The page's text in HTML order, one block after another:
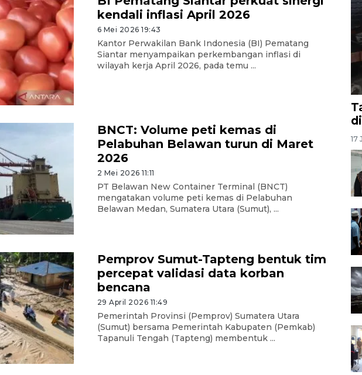
kendali inflasi April 2026
6 Mei 2026 19:43
Kantor Perwakilan Bank Indonesia (BI) Pematang
Siantar menyampaikan perkembangan inflasi di
wilayah kerja April 2026, pada temu ...
BNCT: Volume peti kemas di
Pelabuhan Belawan turun di Maret
2026
2 Mei 2026 11:11
PT Belawan New Container Terminal (BNCT)
mengatakan volume peti kemas di Pelabuhan
Belawan Medan, Sumatera Utara (Sumut), ...
Pemprov Sumut-Tapteng bentuk tim
percepat validasi data korban
bencana
29 April 2026 11:49
Pemerintah Provinsi (Pemprov) Sumatera Utara
(Sumut) bersama Pemerintah Kabupaten (Pemkab)
Tapanuli Tengah (Tapteng) membentuk ...
17